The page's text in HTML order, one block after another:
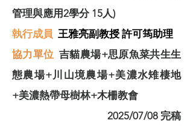
管理與應用2學分 15人)
執行成員 王雅亮副教授 許可筠助理
協力單位 吉貓農場+思原魚菜共生生
態農場+川山境農場+美濃水雉棲地
+美濃熱帶母樹林+木柵教會
2025/07/08 完稿